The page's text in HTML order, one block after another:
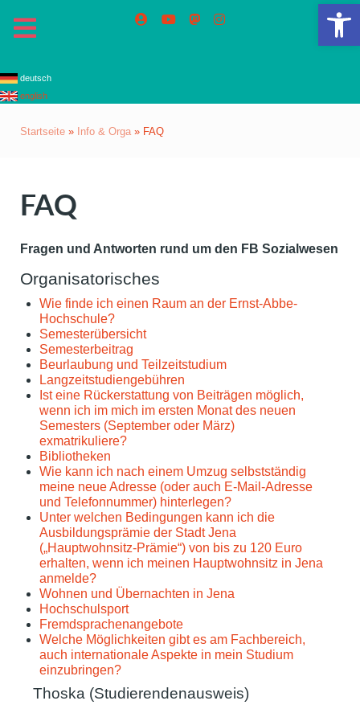
deutsch
english
Startseite » Info & Orga» FAQ
FAQ
Fragen und Antworten rund um den FB Sozialwesen
Organisatorisches
Wie finde ich einen Raum an der Ernst-Abbe-
Hochschule?
Semesterübersicht
Semesterbeitrag
Beurlaubung und Teilzeitstudium
Langzeitstudiengebühren
Ist eine Rückerstattung von Beiträgen möglich,
wenn ich im mich im ersten Monat des neuen
Semesters (September oder März)
exmatrikuliere?
Bibliotheken
Wie kann ich nach einem Umzug selbstständig
meine neue Adresse (oder auch E-Mail-Adresse
und Telefonnummer) hinterlegen?
Unter welchen Bedingungen kann ich die
Ausbildungsprämie der Stadt Jena
(„Hauptwohnsitz-Prämie“) von bis zu 120 Euro
erhalten, wenn ich meinen Hauptwohnsitz in Jena
anmelde?
Wohnen und Übernachten in Jena
Hochschulsport
Fremdsprachenangebote
Welche Möglichkeiten gibt es am Fachbereich,
auch internationale Aspekte in mein Studium
einzubringen?
Thoska (Studierendenausweis)